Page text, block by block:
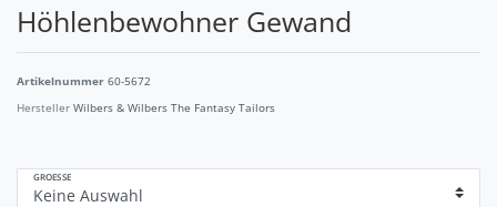
Höhlenbewohner Gewand
Artikelnummer 60-5672
Hersteller Wilbers & Wilbers The Fantasy Tailors
GROESSE